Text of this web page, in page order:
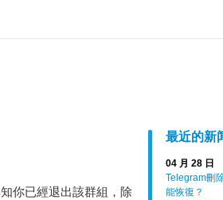
最近的新
04 月 28 日
Telegram刪
能恢復？
你已經退出該群組，除